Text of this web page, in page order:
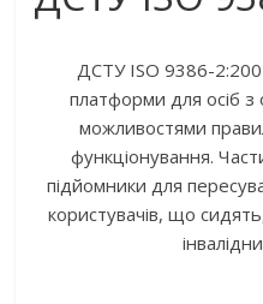
ДСТУ ISO 9386-
платформи для осіб
можливостями
функціонування.
підйомники для
користувачів, що